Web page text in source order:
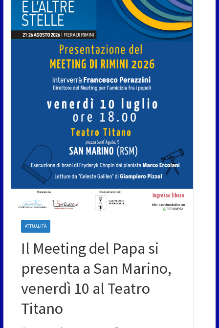
ATTUALITÀ
Il Meeting del Papa si
presenta a San Marino,
venerdì 10 al Teatro
Titano